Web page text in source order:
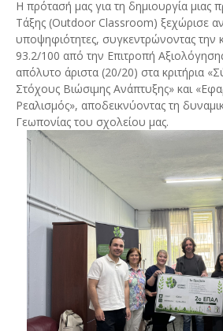
Η πρότασή μας για τη δημιουργία μιας
Τάξης (Outdoor Classroom) ξεχώρισε
υποψηφιότητες, συγκεντρώνοντας την
93.2/100 από την Επιτροπή
απόλυτο άριστα (20/20) στα κριτήρια
Στόχους Βιώσιμης Ανάπτυξης» και
Ρεαλισμός», αποδεικνύοντας τη
Γεωπονίας του σχολείου μας.